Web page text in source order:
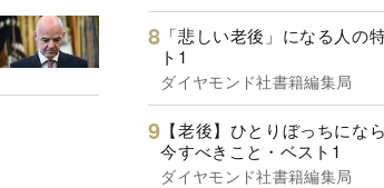
「悲しい老後」になる人の
ト1
ダイヤモンド社書籍編集局
【老後】ひとりぼっちにな
今すべきこと・ベスト1
ダイヤモンド社書籍編集局